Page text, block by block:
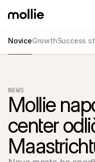
NoviceGrowthSuccess
NEWS
Mollie
center